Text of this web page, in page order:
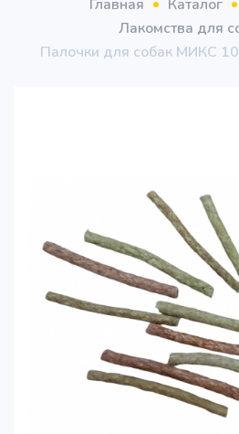
Главная Каталог
Лакомства для
Палочки для собак МИКС